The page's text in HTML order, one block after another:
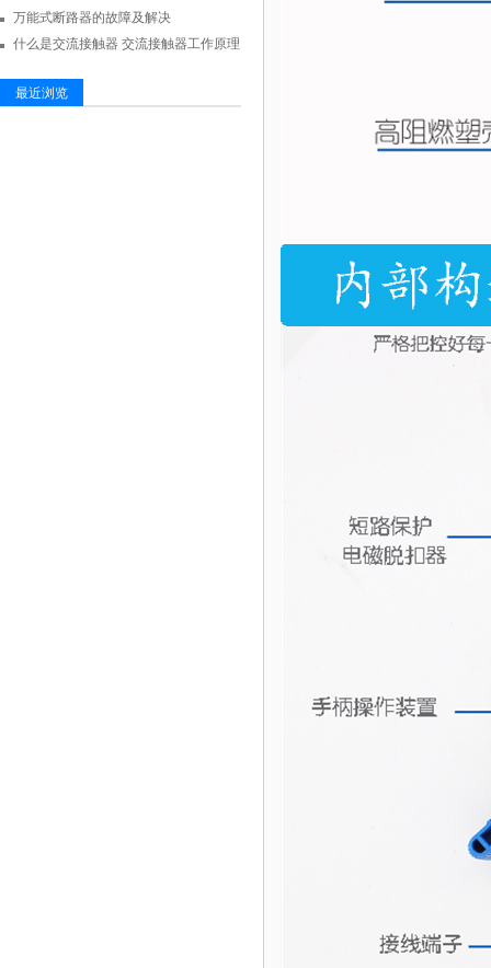
万能式断路器的故障及解决
什么是交流接触器 交流接触器工作原理
最近浏览